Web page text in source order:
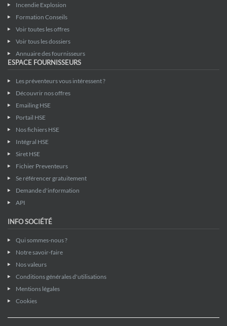
Incendie Explosion
Formation Conseils
Voir toutes les offres
Voir tous les dossiers
Annuaire des fournisseurs
ESPACE FOURNISSEURS
Les préventeurs vous intéressent ?
Découvrir nos offres
Emailing HSE
Portail HSE
Nos fichiers HSE
Intégral HSE
Siret HSE
Fichier Preventeurs
Se référencer gratuitement
Demande d'information
API
INFO SOCIÉTÉ
Qui sommes-nous ?
Notre savoir-faire
Nos valeurs
Conditions générales d'utilisations
Mentions légales
Cookies